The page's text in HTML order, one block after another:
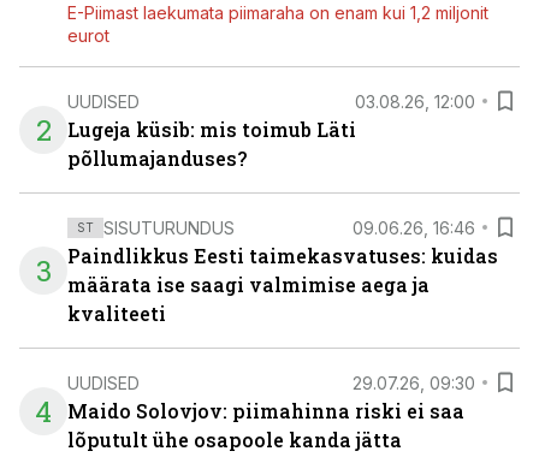
E-Piimast laekumata piimaraha on enam kui 1,2 miljonit
eurot
2
UUDISED 03.08.26, 12:00
Lugeja küsib: mis toimub Läti
põllumajanduses?
3
ST SISUTURUNDUS 09.06.26, 16:46
Paindlikkus Eesti taimekasvatuses: kuidas
määrata ise saagi valmimise aega ja
kvaliteeti
4
UUDISED 29.07.26, 09:30
Maido Solovjov: piimahinna riski ei saa
lõputult ühe osapoole kanda jätta